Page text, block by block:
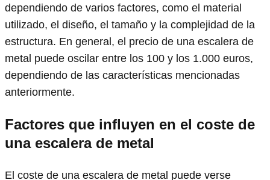
dependiendo de varios factores, como el material
utilizado, el diseño, el tamaño y la complejidad de la
estructura. En general, el precio de una escalera de
metal puede oscilar entre los 100 y los 1.000 euros,
dependiendo de las características mencionadas
anteriormente.
Factores que influyen en el coste de
una escalera de metal
El coste de una escalera de metal puede verse